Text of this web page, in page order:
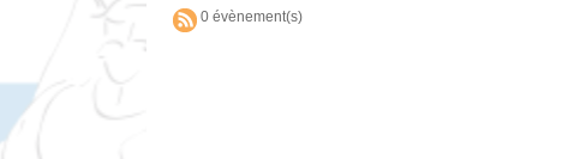
0 évènement(s)